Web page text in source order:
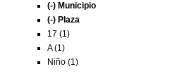
(-) Municipio
(-) Plaza
17 (1)
A (1)
Niño (1)